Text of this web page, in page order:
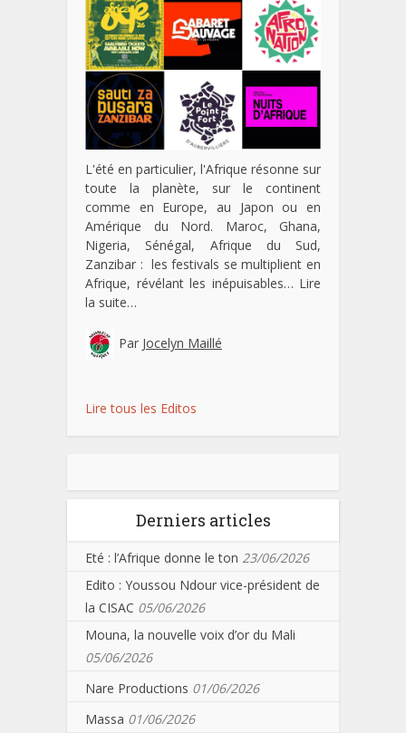
L'été en particulier, l'Afrique résonne sur
toute la planète, sur le continent
comme en Europe, au Japon ou en
Amérique du Nord. Maroc, Ghana,
Nigeria, Sénégal, Afrique du Sud,
Zanzibar : les festivals se multiplient en
Afrique, révélant les inépuisables… Lire
la suite…
Par Jocelyn Maillé
Lire tous les Editos
Derniers articles
Eté : l’Afrique donne le ton 23/06/2026
Edito : Youssou Ndour vice-président de
la CISAC 05/06/2026
Mouna, la nouvelle voix d’or du Mali
05/06/2026
Nare Productions 01/06/2026
Massa 01/06/2026